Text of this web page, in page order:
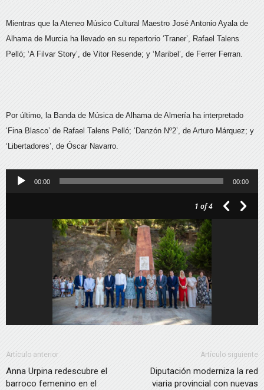
Mientras que la Ateneo Músico Cultural Maestro José Antonio Ayala de
Alhama de Murcia ha llevado en su repertorio ‘Traner’, Rafael Talens
Pelló; ‘A Filvar Story’, de Vitor Resende; y ‘Maribel’, de Ferrer Ferran.
Por último, la Banda de Música de Alhama de Almería ha interpretado
‘Fina Blasco’ de Rafael Talens Pelló; ‘Danzón Nº2’, de Arturo Márquez; y
‘Libertadores’, de Óscar Navarro.
Reproductor
00:00 00:00
1 of 4
Artículo anterior
Anna Urpina redescubre el
barroco femenino en el
Artículo siguiente
Diputación moderniza la red
viaria provincial con nuevas